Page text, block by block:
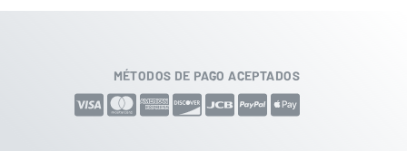
MÉTODOS DE PAGO ACEPTADOS